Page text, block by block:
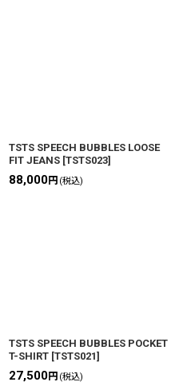
TSTS SPEECH BUBBLES LOOSE
FIT JEANS [TSTS023]
88,000円 (税込)
TSTS SPEECH BUBBLES POCKET
T-SHIRT [TSTS021]
27,500円 (税込)